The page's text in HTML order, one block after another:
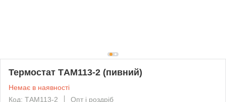
Термостат TАМ113-2 (пивний)
Немає в наявності
Код: ТАМ113-2
Опт і роздріб